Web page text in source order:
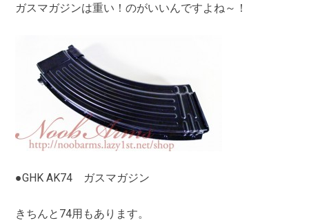
ガスマガジンは重い！のがいいんですよね～！
●GHK AK74 ガスマガジン
きちんと74用もあります。